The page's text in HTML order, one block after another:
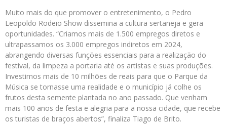
Muito mais do que promover o entretenimento, o Pedro
Leopoldo Rodeio Show dissemina a cultura sertaneja e gera
oportunidades. “Criamos mais de 1.500 empregos diretos e
ultrapassamos os 3.000 empregos indiretos em 2024,
abrangendo diversas funções essenciais para a realização do
festival, da limpeza a portaria até os artistas e suas produções.
Investimos mais de 10 milhões de reais para que o Parque da
Música se tornasse uma realidade e o município já colhe os
frutos desta semente plantada no ano passado. Que venham
mais 100 anos de festa e alegria para a nossa cidade, que recebe
os turistas de braços abertos”, finaliza Tiago de Brito.